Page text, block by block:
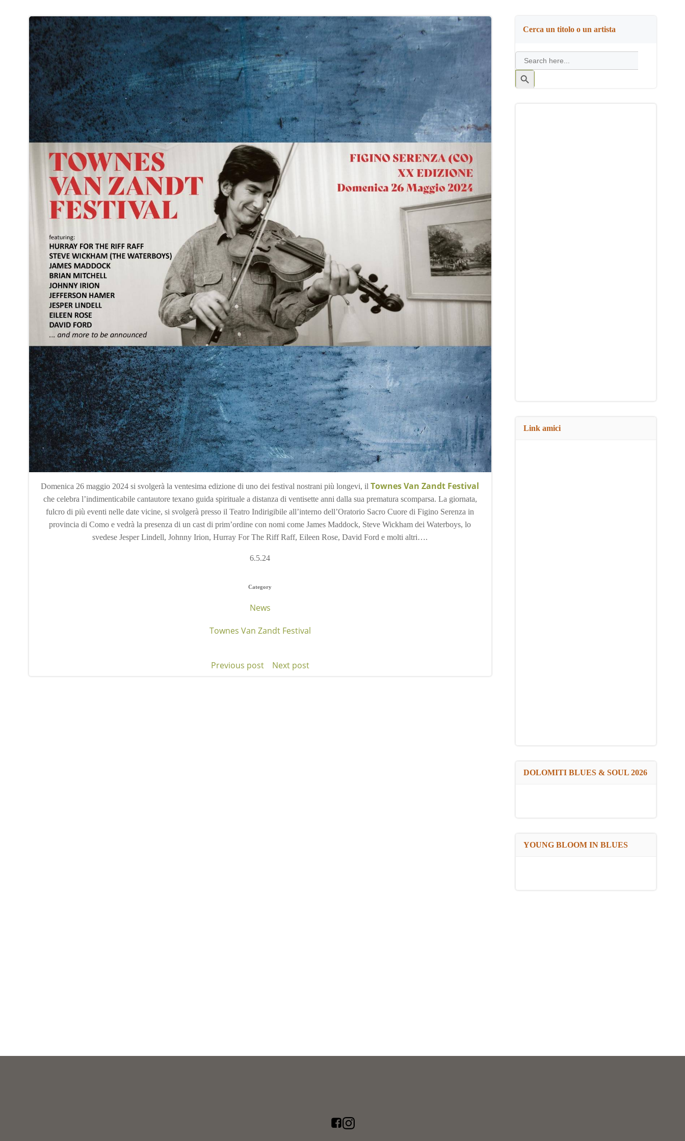
Domenica 26 maggio 2024 si svolgerà la ventesima edizione di uno dei festival nostrani più longevi, ilTownes Van Zandt Festival
che celebra l’indimenticabile cantautore texano guida spirituale a distanza di ventisette anni dalla sua prematura scomparsa. La giornata,
fulcro di più eventi nelle date vicine, si svolgerà presso il Teatro Indirigibile all’interno dell’Oratorio Sacro Cuore di Figino Serenza in
provincia di Como e vedrà la presenza di un cast di prim’ordine con nomi come James Maddock, Steve Wickham dei Waterboys, lo
svedese Jesper Lindell, Johnny Irion, Hurray For The Riff Raff, Eileen Rose, David Ford e molti altri….
6.5.24
Category
News
Townes Van Zandt Festival
Post
Previous post
Post
Next post
Cerca un titolo o un artista
Search
for:
Search
Button
Link amici
DOLOMITI BLUES & SOUL 2026
YOUNG BLOOM IN BLUES